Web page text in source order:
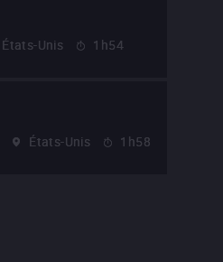
États-Unis 1h54
États-Unis 1h58